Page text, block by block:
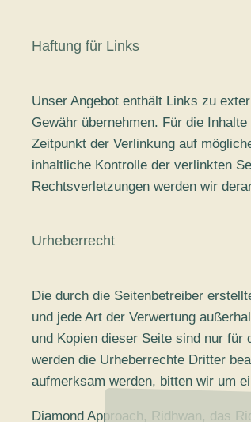
Haftung für Links
Unser Angebot enthält Links zu
Gewähr übernehmen. Für die
Zeitpunkt der Verlinkung auf
inhaltliche Kontrolle der verlinkten
Rechtsverletzungen werden wir
Urheberrecht
Die durch die Seitenbetreiber
und jede Art der Verwertung
und Kopien dieser Seite sind nur
werden die Urheberrechte Dritter
aufmerksam werden, bitten wir um
Diamond Approach, Ridhwan, das